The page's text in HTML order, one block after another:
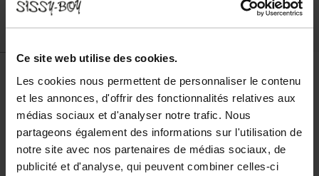
Ce site web utilise des cookies.
Les cookies nous permettent de personnaliser le contenu
et les annonces, d'offrir des fonctionnalités relatives aux
médias sociaux et d'analyser notre trafic. Nous
partageons également des informations sur l'utilisation de
notre site avec nos partenaires de médias sociaux, de
publicité et d'analyse, qui peuvent combiner celles-ci
11.99
Choisissez votre taille
38-42 39-41 42-48 48-52 34-38 36-38